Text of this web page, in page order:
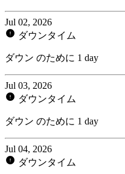
Jul 02, 2026
ダウンタイム
ダウン のために 1 day
Jul 03, 2026
ダウンタイム
ダウン のために 1 day
Jul 04, 2026
ダウンタイム